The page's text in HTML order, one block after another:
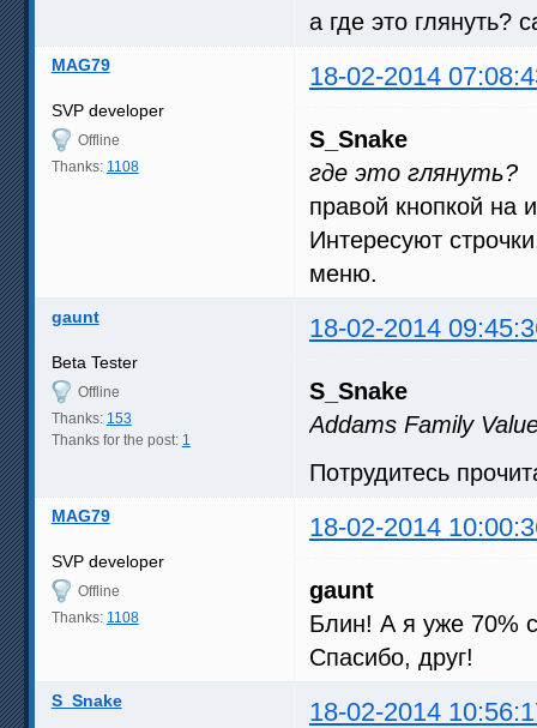
а где это глянуть?
MAG79 18-02-2014
SVP developer
Offline
Thanks: 1108
S_Snake
где это глянуть?
правой кнопкой на
Интересуют
меню.
gaunt 18-02-2014
Beta Tester
Offline
Thanks: 153
Thanks for the post: 1
S_Snake
Addams Family
Потрудитесь
MAG79 18-02-2014
SVP developer
Offline
Thanks: 1108
gaunt
Блин! А я уже 70%
Спасибо, друг!
S_Snake 18-02-2014